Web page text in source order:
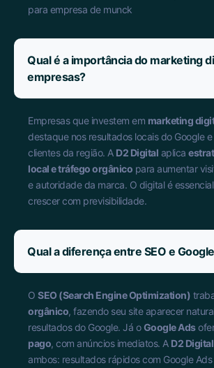
para empresa de munck
Qual é a importância do marketing
empresas?
Empresas que investem em marketing
destaque nos resultados locais do Google
clientes da região. A D2 Digital aplica
local e tráfego orgânico para aumentar
e autoridade da marca. O digital é
crescer com previsibilidade.
Qual a diferença entre SEO e
O SEO (Search Engine Optimization)
orgânico, fazendo seu site aparecer
resultados do Google. Já oGoogle Ads
pago, com anúncios imediatos. A D2 Digital
ambos: resultados rápidos com Google